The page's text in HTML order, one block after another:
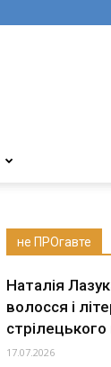
не ПРОгавте
Наталія
волосся і
стрілецького
17.07.2026